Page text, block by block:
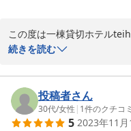
この度は一棟貸切ホテル
りがとうございました。
ます。
また、お部屋の広さや造り
私たちにとって何よりの励み
ぜひまた日常を離れて、ゆ
続きを読む
投稿者さん
30代/女性 | 1件のクチコミ
5 2023年11月